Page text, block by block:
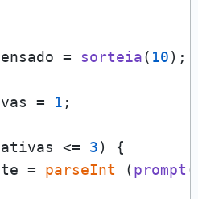
= sorteia( 10);
= 1 ;
<= 3) {
= parseInt (prompt (